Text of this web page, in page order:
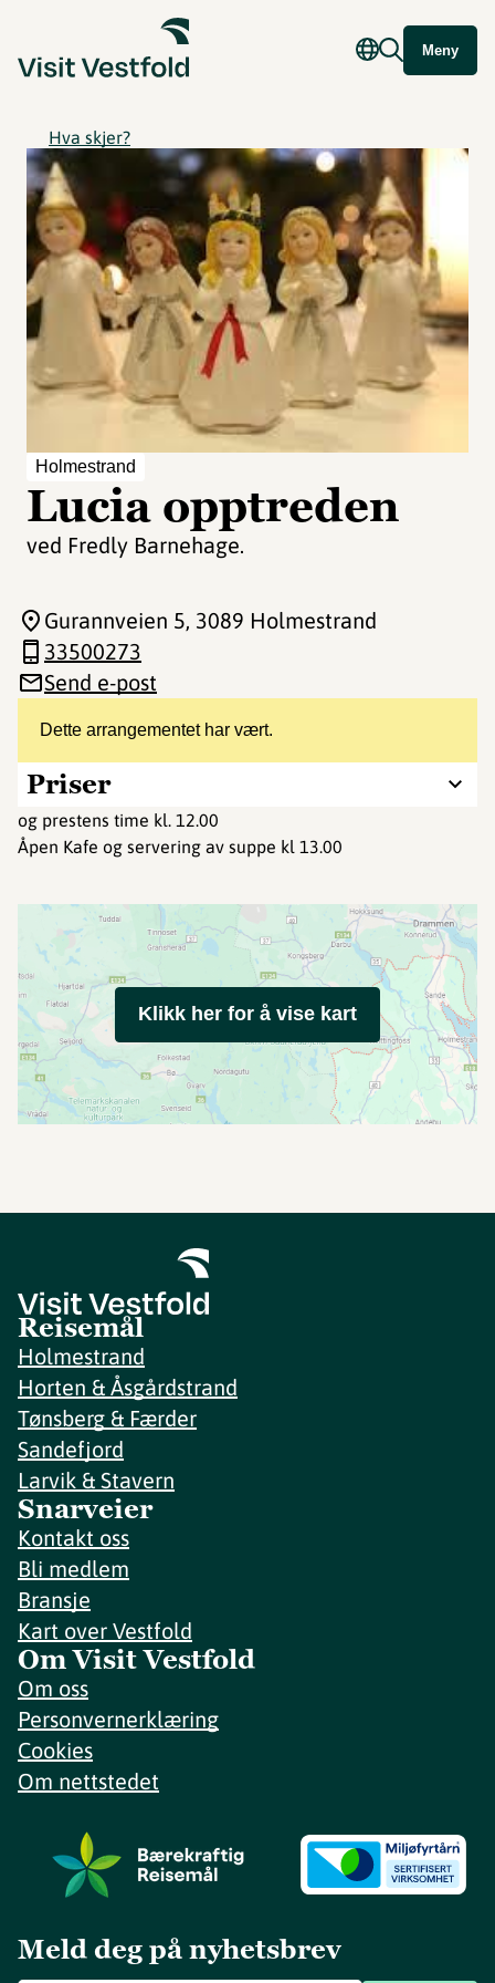
Meny
Hva skjer?
Holmestrand
Lucia opptreden
ved Fredly Barnehage.
Dette arrangementet har vært.
Priser
og prestens time kl. 12.00
Åpen Kafe og servering av suppe kl 13.00
Gurannveien 5, 3089 Holmestrand
33500273
Send e-post
Klikk her for å vise kart
Reisemål
Holmestrand
Horten & Åsgårdstrand
Tønsberg & Færder
Sandefjord
Larvik & Stavern
Snarveier
Kontakt oss
Bli medlem
Bransje
Kart over Vestfold
Om Visit Vestfold
Om oss
Personvernerklæring
Cookies
Om nettstedet
Meld deg på nyhetsbrev